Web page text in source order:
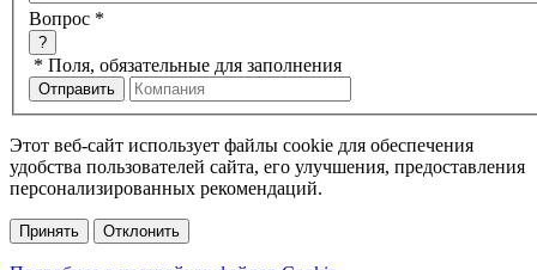
Вопрос *
?
* Поля, обязательные для заполнения
Этот веб-сайт использует файлы cookie для обеспечения
удобства пользователей сайта, его улучшения, предоставления
персонализированных рекомендаций.
Принять Отклонить